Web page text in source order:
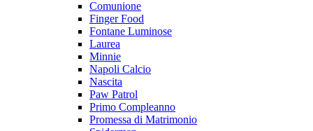
Comunione
Finger Food
Fontane Luminose
Laurea
Minnie
Napoli Calcio
Nascita
Paw Patrol
Primo Compleanno
Promessa di Matrimonio